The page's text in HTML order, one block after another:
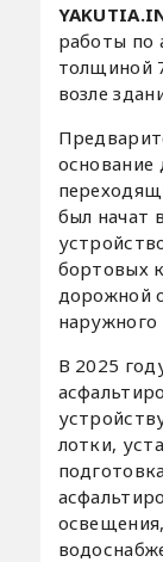
работы по
толщиной
возле
был начат
бортовых
дорожной
В 2025
лотки,